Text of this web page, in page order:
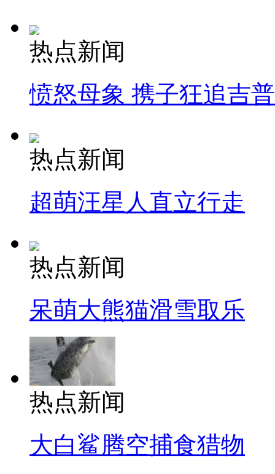
热点新闻
愤怒母象 携子狂追吉
热点新闻
超萌汪星人直立行走
热点新闻
呆萌大熊猫滑雪取乐
热点新闻
大白鲨腾空捕食猎物